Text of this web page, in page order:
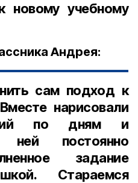
новому учебному
Андрея:
сам подход к
нарисовали
по дням и
ней постоянно
задание
Стараемся